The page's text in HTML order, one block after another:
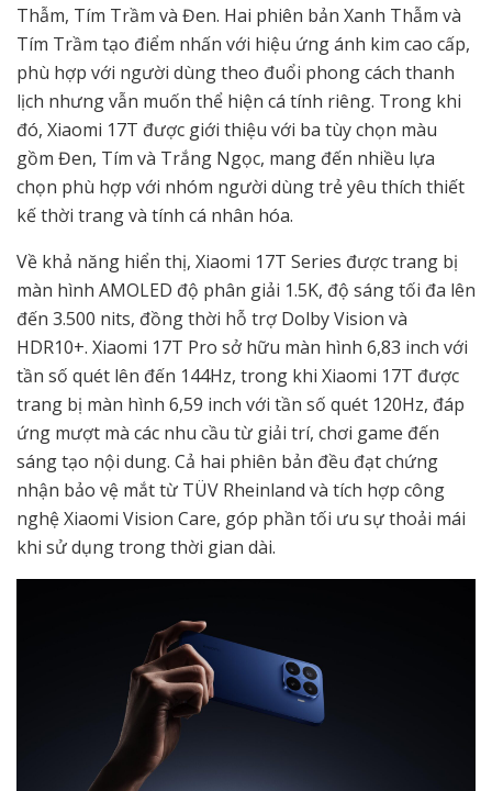
Thẫm, Tím Trầm và Đen. Hai phiên bản Xanh Thẫm và
Tím Trầm tạo điểm nhấn với hiệu ứng ánh kim cao cấp,
phù hợp với người dùng theo đuổi phong cách thanh
lịch nhưng vẫn muốn thể hiện cá tính riêng. Trong khi
đó, Xiaomi 17T được giới thiệu với ba tùy chọn màu
gồm Đen, Tím và Trắng Ngọc, mang đến nhiều lựa
chọn phù hợp với nhóm người dùng trẻ yêu thích thiết
kế thời trang và tính cá nhân hóa.
Về khả năng hiển thị, Xiaomi 17T Series được trang bị
màn hình AMOLED độ phân giải 1.5K, độ sáng tối đa lên
đến 3.500 nits, đồng thời hỗ trợ Dolby Vision và
HDR10+. Xiaomi 17T Pro sở hữu màn hình 6,83 inch với
tần số quét lên đến 144Hz, trong khi Xiaomi 17T được
trang bị màn hình 6,59 inch với tần số quét 120Hz, đáp
ứng mượt mà các nhu cầu từ giải trí, chơi game đến
sáng tạo nội dung. Cả hai phiên bản đều đạt chứng
nhận bảo vệ mắt từ TÜV Rheinland và tích hợp công
nghệ Xiaomi Vision Care, góp phần tối ưu sự thoải mái
khi sử dụng trong thời gian dài.